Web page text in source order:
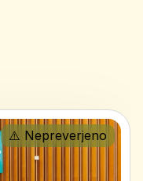
⚠️ Nepreverjeno